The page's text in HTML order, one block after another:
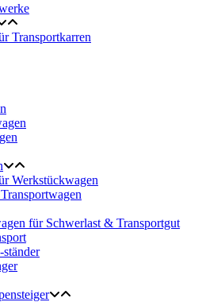
Transportkarren
Werkstückwagen
für Schwerlast & Transportgut